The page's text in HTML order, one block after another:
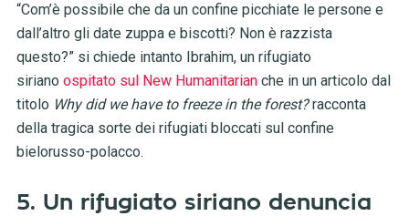
“Com’è possibile che da un confine picchiate le persone e
dall’altro gli date zuppa e biscotti? Non è razzista
questo?” si chiede intanto Ibrahim, un rifugiato
siriano ospitato sul New Humanitarianche in un articolo dal
titolo Why did we have to freeze in the forest?racconta
della tragica sorte dei rifugiati bloccati sul confine
bielorusso-polacco.
5. Un rifugiato siriano denuncia